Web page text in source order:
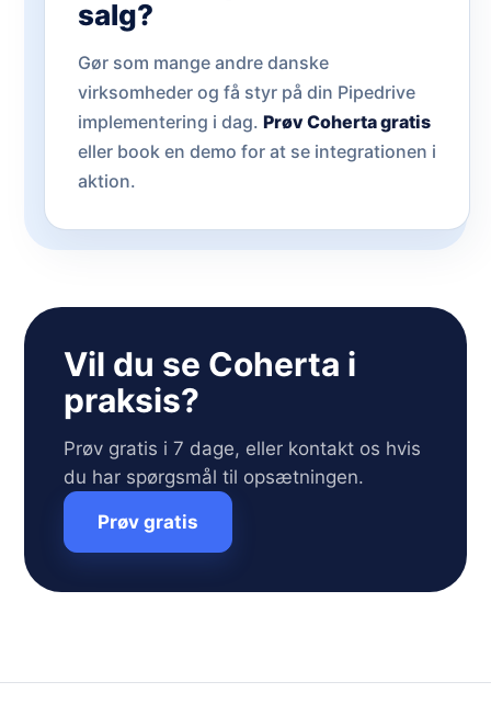
salg?
Gør som mange andre danske
virksomheder og få styr på din Pipedrive
implementering i dag. Prøv Coherta gratis
eller book en demo for at se integrationen i
aktion.
Vil du se Coherta i
praksis?
Prøv gratis i 7 dage, eller kontakt os hvis
du har spørgsmål til opsætningen.
Prøv gratis